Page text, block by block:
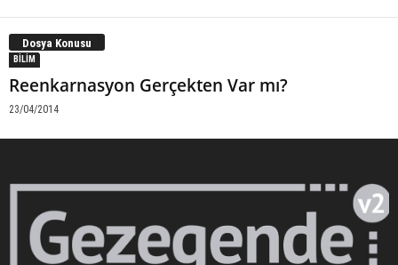
Dosya Konusu
BILIM
Reenkarnasyon Gerçekten Var mı?
23/04/2014